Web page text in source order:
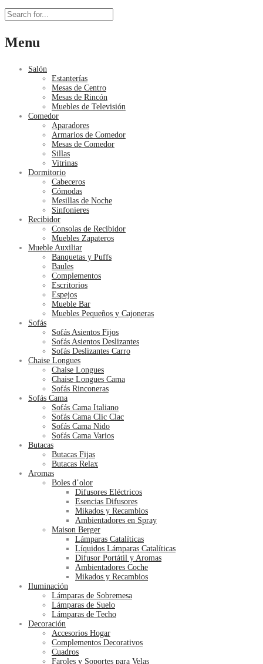
Menu
Salón
Estanterías
Mesas de Centro
Mesas de Rincón
Muebles de Televisión
Comedor
Aparadores
Armarios de Comedor
Mesas de Comedor
Sillas
Vitrinas
Dormitorio
Cabeceros
Cómodas
Mesillas de Noche
Sinfonieres
Recibidor
Consolas de Recibidor
Muebles Zapateros
Mueble Auxiliar
Banquetas y Puffs
Baules
Complementos
Escritorios
Espejos
Mueble Bar
Muebles Pequeños y Cajoneras
Sofás
Sofás Asientos Fijos
Sofás Asientos Deslizantes
Sofás Deslizantes Carro
Chaise Longues
Chaise Longues
Chaise Longues Cama
Sofás Rinconeras
Sofás Cama
Sofás Cama Italiano
Sofás Cama Clic Clac
Sofás Cama Nido
Sofás Cama Varios
Butacas
Butacas Fijas
Butacas Relax
Aromas
Boles d’olor
Difusores Eléctricos
Esencias Difusores
Mikados y Recambios
Ambientadores en Spray
Maison Berger
Lámparas Catalíticas
Líquidos Lámparas Catalíticas
Difusor Portátil y Aromas
Ambientadores Coche
Mikados y Recambios
Iluminación
Lámparas de Sobremesa
Lámparas de Suelo
Lámparas de Techo
Decoración
Accesorios Hogar
Complementos Decorativos
Cuadros
Faroles y Soportes para Velas